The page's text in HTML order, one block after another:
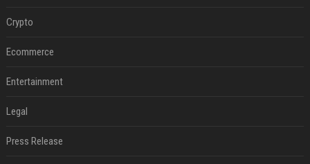
Crypto
Ecommerce
Entertainment
Legal
Press Release